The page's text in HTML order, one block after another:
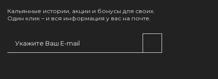
Кальянные истории, акции и бонусы для своих.
Один клик – и вся информация у вас на почте.